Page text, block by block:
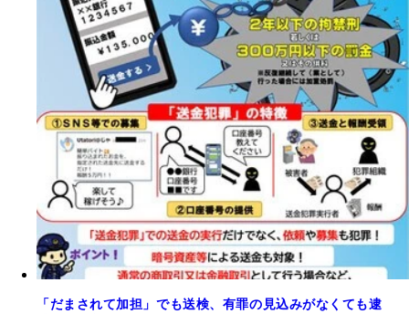
「だまされて加担」でも送検、有罪の見込みがなくても逮